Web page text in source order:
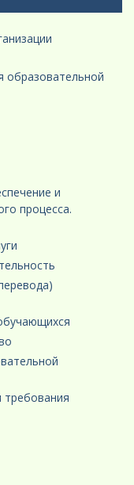
образовательной
и
процесса.